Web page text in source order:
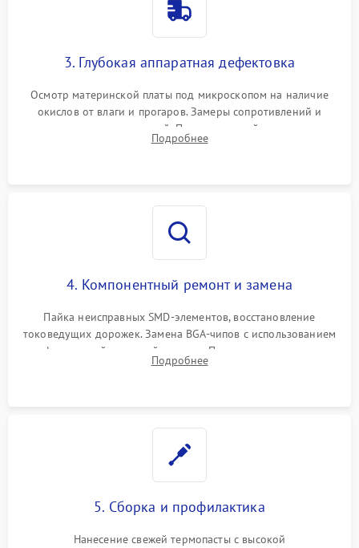
3. Глубокая аппаратная дефектовка
Осмотр материнской платы под микроскопом на наличие
окислов от влаги и прогаров. Замеры сопротивлений и
дежурных напряжений. Проверка цепей питания,
мультиконтроллера, процессора и видеочипа.
Подробнее
4. Компонентный ремонт и замена
Пайка неисправных SMD-элементов, восстановление
токоведущих дорожек. Замена BGA-чипов с использованием
инфракрасной паяльной станции. Прошивка микросхемы
BIOS или замена поврежденных портов USB
Подробнее
5. Сборка и профилактика
Нанесение свежей термопасты с высокой